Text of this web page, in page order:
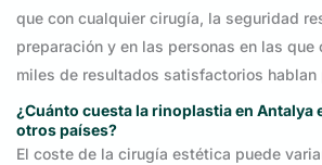
que con cualquier cirugía, la seguridad
preparación y en las personas en las que
miles de resultados satisfactorios hablan
¿Cuánto cuesta la rinoplastia en Antalya
otros países?
El coste de la cirugía estética puede